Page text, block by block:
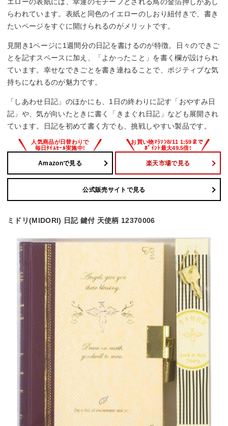
エローの表紙には、幸運のモチーフとされる鳥の金箔押しがあし
らわれています。表紙と同色のイエローのしおり紐付きで、書き
たいページをすぐに開けられるのがメリットです。
見開き1ページに1週間分の日記を書けるのが特徴。日々のできご
とを記すスペースに加え、「よかったこと」を書く欄が設けられ
ています。幸せなできごとを書き連ねることで、ポジティブな気
持ちになれるのが魅力です。
「しあわせ日記」のほかにも、1日の終わりに記す「おやすみ日
記」や、気が向いたときに書く「きまぐれ日記」なども展開され
ています。日記を初めて書く方でも、挑戦しやすい製品です。
Amazonで見る 楽天市場で見る
公式販売サイトで見る
ミドリ(MIDORI) 日記 鍵付 天使柄 12370006